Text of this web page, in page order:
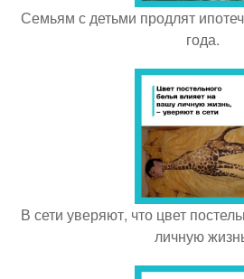
Семьям с детьми продлят
года.
В сети уверяют, что цвет
личную